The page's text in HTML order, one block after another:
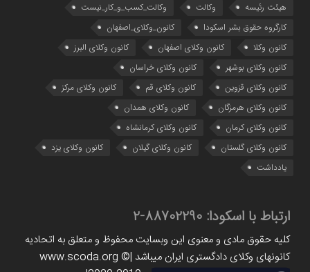
هیئت رئیسه
وکالت
وکالت_کسب_و_کار_نیست
کارگروه حقوق بشر اسکودا
کانون_وکلای_اصفهان
کانون وکلا
کانون وکلای اصفهان
کانون وکلای البرز
کانون وکلای بوشهر
کانون وکلای خراسان
کانون وکلای قزوین
کانون وکلای قم
کانون وکلای مرکز
کانون وکلای هرمزگان
کانون وکلای همدان
کانون وکلای کرمان
کانون وکلای کرمانشاه
کانون وکلای گلستان
کانون وکلای گیلان
کانون وکلای یزد
یادداشت
ارتباط با اسکودا: 88702290-2
کلیه حقوق مادی و معنوی این وبسایت محفوظ و متعلق به اتحادیه
کانونهای وکلای دادگستری ایران میباشد |www.scoda.org ©